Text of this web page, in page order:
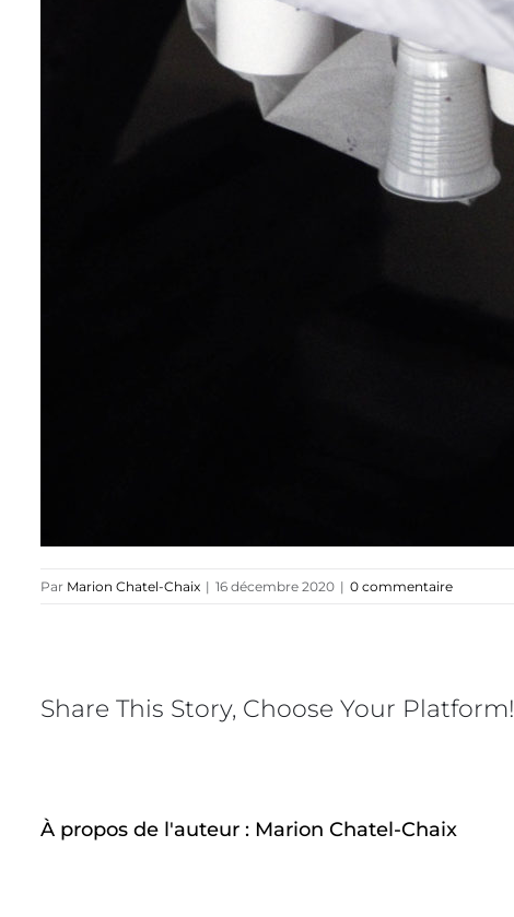
Par Marion Chatel-Chaix | 16 décembre 2020 | 0 commentaire
Share This Story, Choose Your Platform!
À propos de l'auteur : Marion Chatel-Chaix